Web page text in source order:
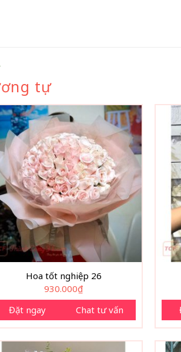
tự
Hoa tốt nghiệp 26
930.000₫
Đặt ngay
Chat tư vấn